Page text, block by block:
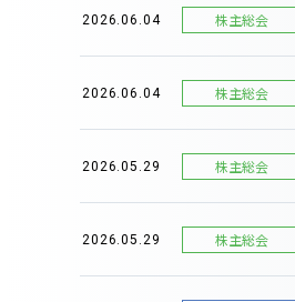
2026.06.04 株主総会
2026.06.04 株主総会
2026.05.29 株主総会
2026.05.29 株主総会